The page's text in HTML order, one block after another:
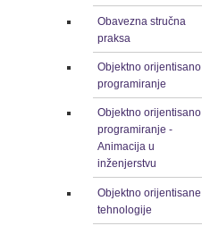
Obavezna stručna
praksa
Objektno orijentisano
programiranje
Objektno orijentisano
programiranje -
Animacija u
inženjerstvu
Objektno orijentisane
tehnologije